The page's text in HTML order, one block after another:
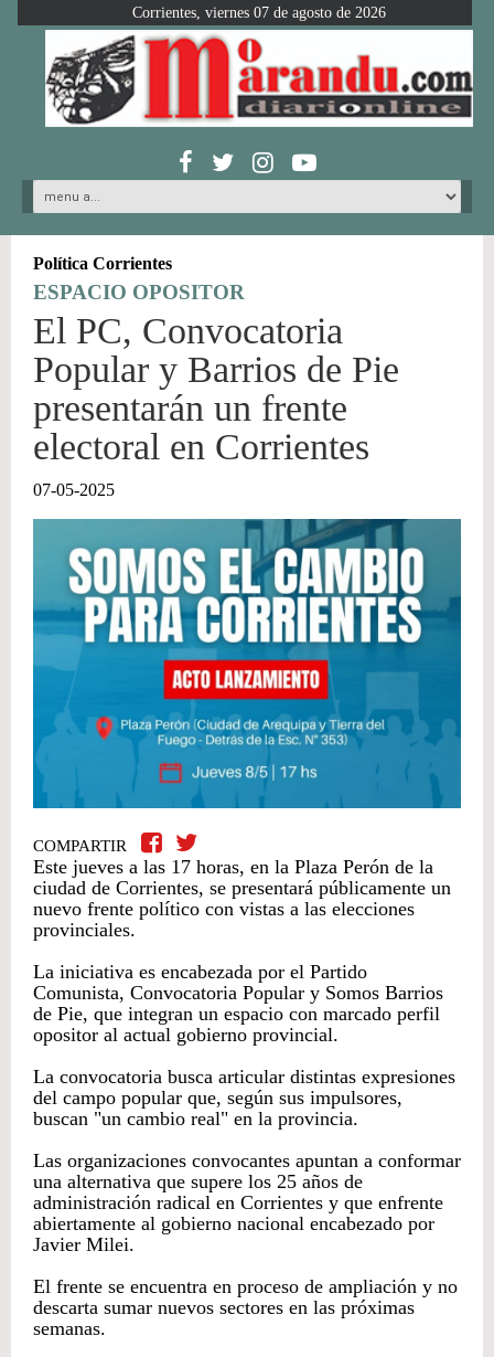
Corrientes, viernes 07 de agosto de 2026
Política Corrientes
ESPACIO OPOSITOR
El PC, Convocatoria
Popular y Barrios de Pie
presentarán un frente
electoral en Corrientes
07-05-2025
COMPARTIR
Este jueves a las 17 horas, en la Plaza Perón de la
ciudad de Corrientes, se presentará públicamente un
nuevo frente político con vistas a las elecciones
provinciales.
La iniciativa es encabezada por el Partido
Comunista, Convocatoria Popular y Somos Barrios
de Pie, que integran un espacio con marcado perfil
opositor al actual gobierno provincial.
La convocatoria busca articular distintas expresiones
del campo popular que, según sus impulsores,
buscan "un cambio real" en la provincia.
Las organizaciones convocantes apuntan a conformar
una alternativa que supere los 25 años de
administración radical en Corrientes y que enfrente
abiertamente al gobierno nacional encabezado por
Javier Milei.
El frente se encuentra en proceso de ampliación y no
descarta sumar nuevos sectores en las próximas
semanas.